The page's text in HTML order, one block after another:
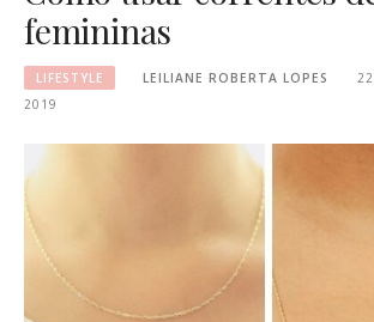
femininas
LIFESTYLE LEILIANE ROBERTA LOPES
2019